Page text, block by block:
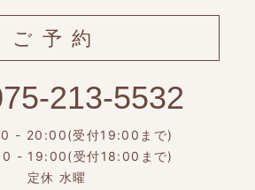
ご予約
213-5532
- 20:00(受付19:00まで)
- 19:00(受付18:00まで)
定休 水曜